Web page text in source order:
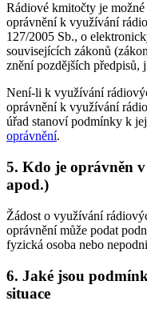
Rádiové kmitočty je
oprávnění k využívání
127/2005 Sb., o
souvisejících zákonů
znění pozdějších předpisů,
Není-li k využívání
oprávnění k využívání
úřad stanoví podmínky k
oprávnění.
5. Kdo je oprávněn
apod.)
Žádost o využívání
oprávnění může podat
fyzická osoba nebo
6. Jaké jsou
situace